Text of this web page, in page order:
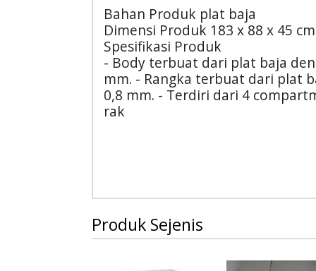
Bahan Produk plat baja
Dimensi Produk 183 x 88 x 45 cm
Spesifikasi Produk
- Body terbuat dari plat baja
mm. - Rangka terbuat dari plat
0,8 mm. - Terdiri dari 4
rak
Produk Sejenis